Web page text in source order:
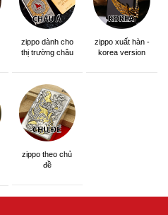
zippo dành cho
thị trường châu
zippo xuất hàn -
korea version
zippo theo chủ
đề